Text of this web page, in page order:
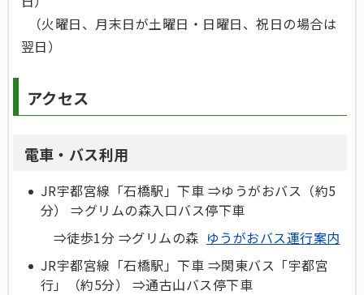
（火曜日、月末日が土曜日・日曜日、祝日の場合は
翌日）
アクセス
電車・バス利用
JR宇都宮線「石橋駅」下車 ⇒ゆうがおバス（約5
分） ⇒グリムの森入口バス停下車
⇒徒歩1分 ⇒グリムの森 ゆうがおバス運行案内
JR宇都宮線「石橋駅」下車 ⇒関東バス「宇都宮
行」（約5分） ⇒通古山バス停下車